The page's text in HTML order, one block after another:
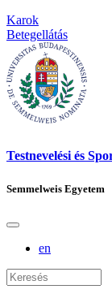
Karok
Betegellátás
Testnevelési és
Semmelweis Egyetem
en